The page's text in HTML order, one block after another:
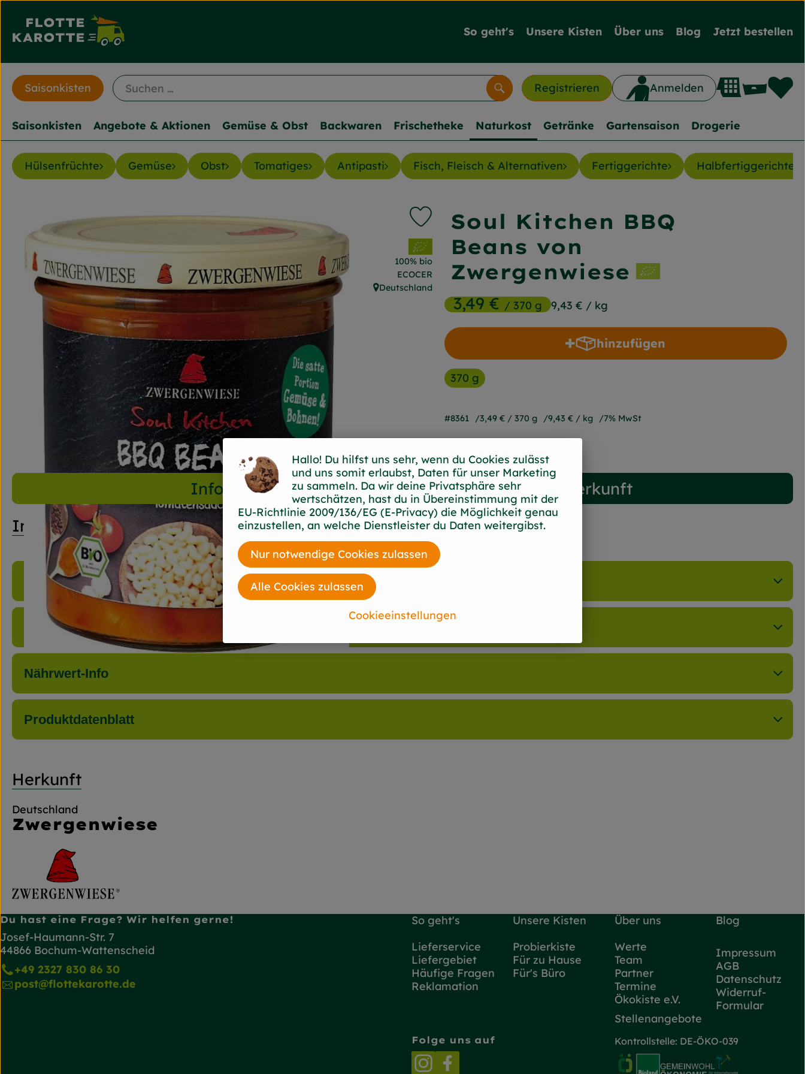
So geht's Unsere Kisten Über uns Blog Jetzt bestellen
Registrieren Anmelden
Suchen
Saisonkisten
Saisonkisten Angebote & Aktionen Gemüse & Obst Backwaren Frischetheke Naturkost Getränke Gartensaison Drogerie
Hülsenfrüchte Gemüse Obst Tomatiges Antipasti Fisch, Fleisch & Alternativen Fertiggerichte Halbfertiggerichte
Soul Kitchen BBQ
Beans von
Zwergenwiese
3,49 €/ 370 g 9,43 € / kg
Produkt zu Favouriten hinzufügen
, Verband:
100% bio
, Kontrollstelle:
ECOCER
, Herkunft:
Deutschland
hinzufügen
Produkt zum Warenkorb hinzufügen
370 g
#8361 3,49 € / 370 g 9,43 € / kg 7% MwSt
Info
Herkunft
Info
Produktinformationen
Zutaten
Nährwert-Info
Produktdatenblatt
Herkunft
Deutschland
Zwergenwiese
Du hast eine Frage? Wir helfen gerne!
Josef-Haumann-Str. 7
44866 Bochum-Wattenscheid
+49 2327 830 86 30
post@flottekarotte.de
So geht's
Lieferservice
Liefergebiet
Häufige Fragen
Reklamation
Unsere Kisten
Probierkiste
Für zu Hause
Für's Büro
Über uns
Werte
Team
Partner
Termine
Ökokiste e.V.
Stellenangebote
Blog
Impressum
AGB
Datenschutz
Widerruf-
Formular
Folge uns auf
Externer Link zu https://www.instagram.com/flottekarotte_nrw/
Externer Link zu https://www.facebook.com/flottekarotteNRW/
Kontrollstelle: DE-ÖKO-039
Externer Link zu https://
Externer Link zu https://
Hallo! Du hilfst uns sehr, wenn du Cookies zulässt
und uns somit erlaubst, Daten für unser Marketing
zu sammeln. Da wir deine Privatsphäre sehr
wertschätzen, hast du in Übereinstimmung mit der
EU-Richtlinie 2009/136/EG (E-Privacy) die Möglichkeit genau
einzustellen, an welche Dienstleister du Daten weitergibst.
Cookieeinstellungen
Nur notwendige Cookies zulassen
Alle Cookies zulassen